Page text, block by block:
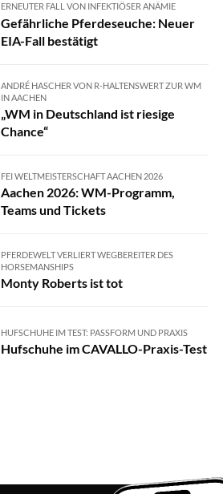
ERNEUTER FALL VON INFEKTIÖSER ANÄMIE
Gefährliche Pferdeseuche: Neuer
EIA-Fall bestätigt
ANDRÉ HASCHER VON R-HALTENSWERT ZUR WM
IN AACHEN
„WM in Deutschland ist riesige
Chance“
FEI WELTMEISTERSCHAFT AACHEN 2026
Aachen 2026: WM-Programm,
Teams und Tickets
PFERDEWELT VERLIERT WEGBEREITER DES
HORSEMANSHIPS
Monty Roberts ist tot
HUFSCHUHE IM TEST: PASSFORM UND PRAXIS
Hufschuhe im CAVALLO-Praxis-Test